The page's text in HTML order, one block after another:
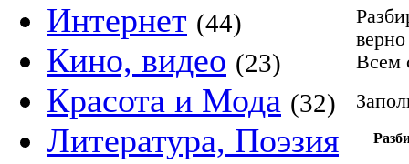
Интернет (44)
Кино, видео (23)
Красота и Мода (32)
Литература, Поэзия
Всем